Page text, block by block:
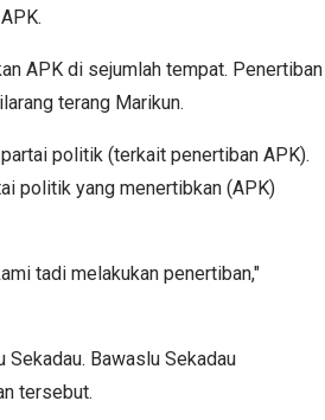
APK di sejumlah tempat. Penertiban
terang Marikun.
politik (terkait penertiban APK).
politik yang menertibkan (APK)
tadi melakukan penertiban,"
Bawaslu Sekadau
tersebut.